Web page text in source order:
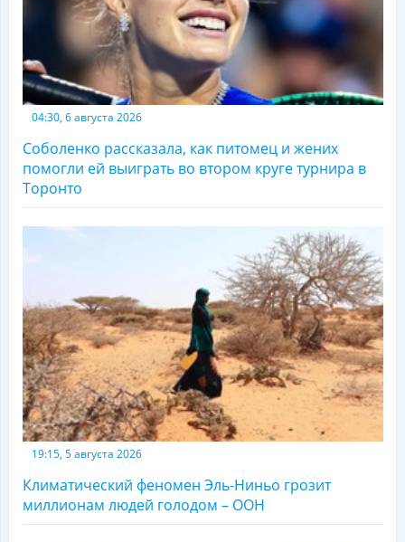
04:30, 6 августа 2026
Соболенко рассказала, как питомец и жених
помогли ей выиграть во втором круге турнира в
Торонто
19:15, 5 августа 2026
Климатический феномен Эль-Ниньо грозит
миллионам людей голодом – ООН